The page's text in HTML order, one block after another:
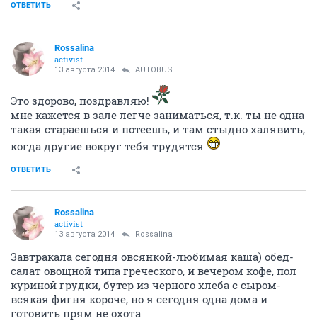
ОТВЕТИТЬ
Rossalina
activist
13 августа 2014 AUTOBUS
Это здорово, поздравляю!
мне кажется в зале легче заниматься, т.к. ты не одна
такая стараешься и потеешь, и там стыдно халявить,
когда другие вокруг тебя трудятся
ОТВЕТИТЬ
Rossalina
activist
13 августа 2014 Rossalina
Завтракала сегодня овсянкой-любимая каша) обед-
салат овощной типа греческого, и вечером кофе, пол
куриной грудки, бутер из черного хлеба с сыром-
всякая фигня короче, но я сегодня одна дома и
готовить прям не охота